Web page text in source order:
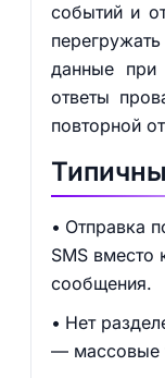
событий и
данные при
ответы
повторной
Отправка
SMS вместо
сообщения.
Нет
— массовые